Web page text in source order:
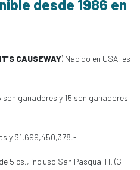
desde 1986 en
CAUSEWAY) Nacido en USA, es
son ganadores y 15 son ganadores
y $1,699,450,378.-
5 cs., incluso San Pasqual H. (G-